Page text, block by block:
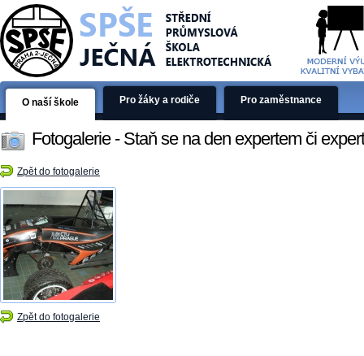
O naší škole Pro žáky a rodiče Pro zaměstnance
Fotogalerie - Staň se na den expertem či
Zpět do fotogalerie
Zpět do fotogalerie